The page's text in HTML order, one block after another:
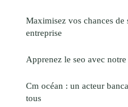
Maximisez vos chances de
entreprise
Apprenez le seo avec
Cm océan : un acteur
tous